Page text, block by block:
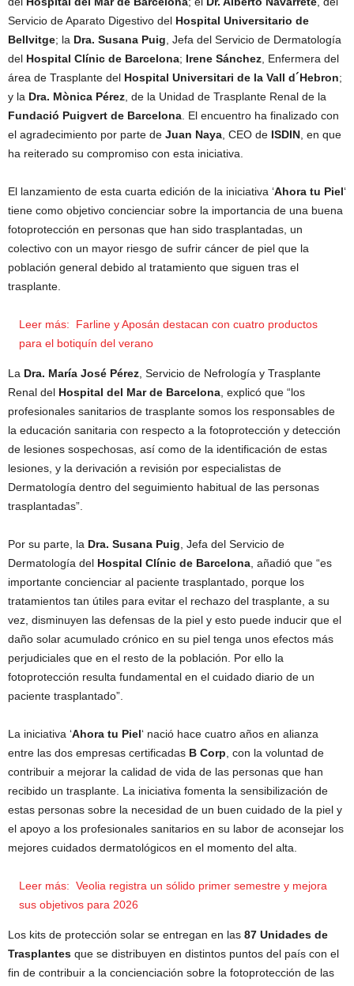
Servicio de Aparato Digestivo del Hospital Universitario de
Bellvitge; la Dra. Susana Puig , Jefa del Servicio de Dermatología
del Hospital Clínic de Barcelona; Irene Sánchez , Enfermera del
área de Trasplante del Hospital Universitari de la Vall d´Hebron;
y la Dra. Mònica Pérez , de la Unidad de Trasplante Renal de la
Fundació Puigvert de Barcelona . El encuentro ha finalizado con
el agradecimiento por parte de Juan Naya , CEO de ISDIN , en que
ha reiterado su compromiso con esta iniciativa.
El lanzamiento de esta cuarta edición de la iniciativa ‘Ahora tu Piel‘
tiene como objetivo concienciar sobre la importancia de una buena
fotoprotección en personas que han sido trasplantadas, un
colectivo con un mayor riesgo de sufrir cáncer de piel que la
población general debido al tratamiento que siguen tras el
trasplante.
Leer más:
Farline y Aposán destacan con cuatro productos
para el botiquín del verano
La Dra. María José Pérez , Servicio de Nefrología y Trasplante
Renal del Hospital del Mar de Barcelona , explicó que “los
profesionales sanitarios de trasplante somos los responsables de
la educación sanitaria con respecto a la fotoprotección y detección
de lesiones sospechosas, así como de la identificación de estas
lesiones, y la derivación a revisión por especialistas de
Dermatología dentro del seguimiento habitual de las personas
trasplantadas”.
Por su parte, la Dra. Susana Puig , Jefa del Servicio de
Dermatología del Hospital Clínic de Barcelona , añadió que “es
importante concienciar al paciente trasplantado, porque los
tratamientos tan útiles para evitar el rechazo del trasplante, a su
vez, disminuyen las defensas de la piel y esto puede inducir que el
daño solar acumulado crónico en su piel tenga unos efectos más
perjudiciales que en el resto de la población. Por ello la
fotoprotección resulta fundamental en el cuidado diario de un
paciente trasplantado”.
La iniciativa ‘Ahora tu Piel‘ nació hace cuatro años en alianza
entre las dos empresas certificadas B Corp , con la voluntad de
contribuir a mejorar la calidad de vida de las personas que han
recibido un trasplante. La iniciativa fomenta la sensibilización de
estas personas sobre la necesidad de un buen cuidado de la piel y
el apoyo a los profesionales sanitarios en su labor de aconsejar los
mejores cuidados dermatológicos en el momento del alta.
Leer más: Veolia registra un sólido primer semestre y mejora
sus objetivos para 2026
Los kits de protección solar se entregan en las 87 Unidades de
Trasplantes que se distribuyen en distintos puntos del país con el
fin de contribuir a la concienciación sobre la fotoprotección de las